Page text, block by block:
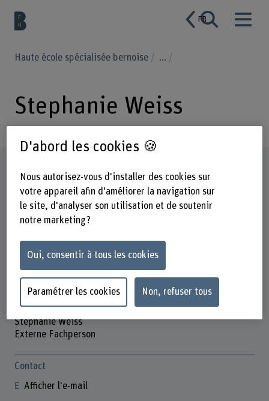
FR
Haute école spécialisée bernoise ...
Stephanie Weiss
Stephanie Weiss
Externe Fachperson
Contact
Afficher l'e-mail
D'abord les cookies 🍪
Nous autorisez-vous d'installer des cookies sur
votre appareil afin d'améliorer la navigation sur
le site, d'analyser son utilisation et de soutenir
notre marketing ?
Oui, consentir à tous les cookies
Paramétrer les cookies Non, refuser tous